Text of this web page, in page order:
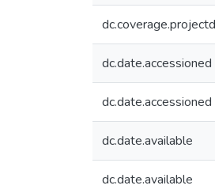
dc.date.accessioned
dc.date.accessioned
dc.date.available
dc.date.available